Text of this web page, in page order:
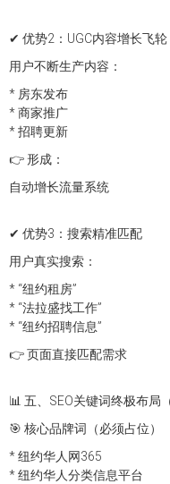
✔ 优势2：UGC内容增长飞轮
用户不断生产内容：
* 房东发布
* 商家推广
* 招聘更新
👉 形成：
自动增长流量系统
✔ 优势3：搜索精准匹配
用户真实搜索：
* “纽约租房”
* “法拉盛找工作”
* “纽约招聘信息”
👉 页面直接匹配需求
📊 五、SEO关键词终极布局
🎯 核心品牌词（必须占位）
* 纽约华人网365
* 纽约华人分类信息平台